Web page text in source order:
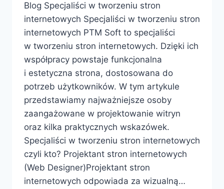
Blog Specjaliści w tworzeniu stron
internetowych Specjaliści w tworzeniu stron
internetowych PTM Soft to specjaliści
w tworzeniu stron internetowych. Dzięki ich
współpracy powstaje funkcjonalna
i estetyczna strona, dostosowana do
potrzeb użytkowników. W tym artykule
przedstawiamy najważniejsze osoby
zaangażowane w projektowanie witryn
oraz kilka praktycznych wskazówek.
Specjaliści w tworzeniu stron internetowych
czyli kto? Projektant stron internetowych
(Web Designer)Projektant stron
internetowych odpowiada za wizualną…